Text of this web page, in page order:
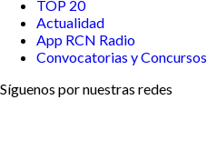
TOP 20
Actualidad
App RCN Radio
Convocatorias y Concursos
Síguenos por nuestras redes